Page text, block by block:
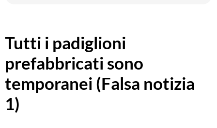
Tutti i padiglioni
prefabbricati sono
temporanei (Falsa notizia
1)